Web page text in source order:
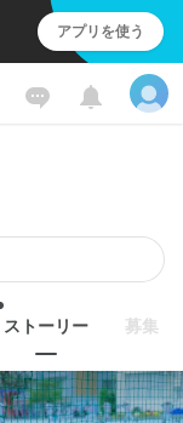
アプリを使う
ストーリー 募集